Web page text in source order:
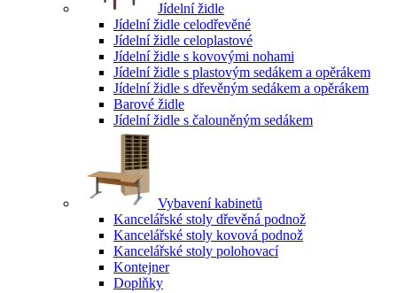
Jídelní židle
Jídelní židle celodřevěné
Jídelní židle celoplastové
Jídelní židle s kovovými nohami
Jídelní židle s plastovým sedákem a opěrákem
Jídelní židle s dřevěným sedákem a opěrákem
Barové židle
Jídelní židle s čalouněným sedákem
Vybavení kabinetů
Kancelářské stoly dřevěná podnož
Kancelářské stoly kovová podnož
Kancelářské stoly polohovací
Kontejner
Doplňky